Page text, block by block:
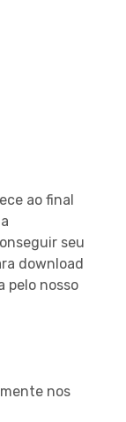
ao final
seu
download
pelo nosso
nos